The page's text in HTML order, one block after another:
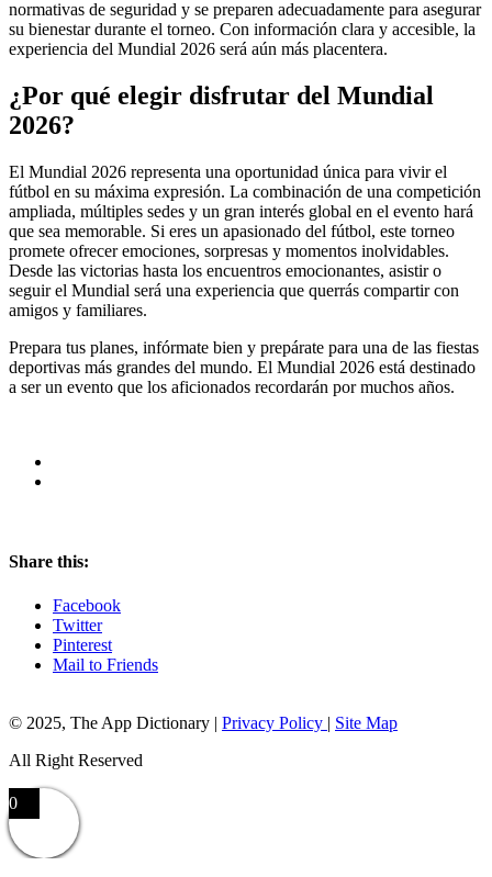
normativas de seguridad y se preparen adecuadamente para asegurar
su bienestar durante el torneo. Con información clara y accesible, la
experiencia del Mundial 2026 será aún más placentera.
¿Por qué elegir disfrutar del Mundial
2026?
El Mundial 2026 representa una oportunidad única para vivir el
fútbol en su máxima expresión. La combinación de una competición
ampliada, múltiples sedes y un gran interés global en el evento hará
que sea memorable. Si eres un apasionado del fútbol, este torneo
promete ofrecer emociones, sorpresas y momentos inolvidables.
Desde las victorias hasta los encuentros emocionantes, asistir o
seguir el Mundial será una experiencia que querrás compartir con
amigos y familiares.
Prepara tus planes, infórmate bien y prepárate para una de las fiestas
deportivas más grandes del mundo. El Mundial 2026 está destinado
a ser un evento que los aficionados recordarán por muchos años.
Share this:
Facebook
Twitter
Pinterest
Mail to Friends
© 2025, The App Dictionary | Privacy Policy | Site Map
All Right Reserved
0